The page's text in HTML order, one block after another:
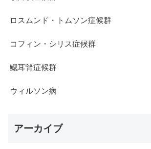
ロスムンド・トムソン症候群
コフィン・シリス症候群
鰓耳腎症候群
ウィルソン病
アーカイブ